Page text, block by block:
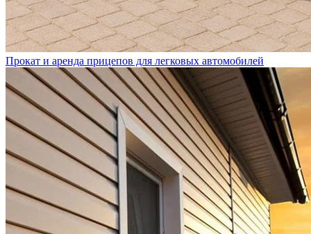
Прокат и аренда прицепов для легковых автомобилей